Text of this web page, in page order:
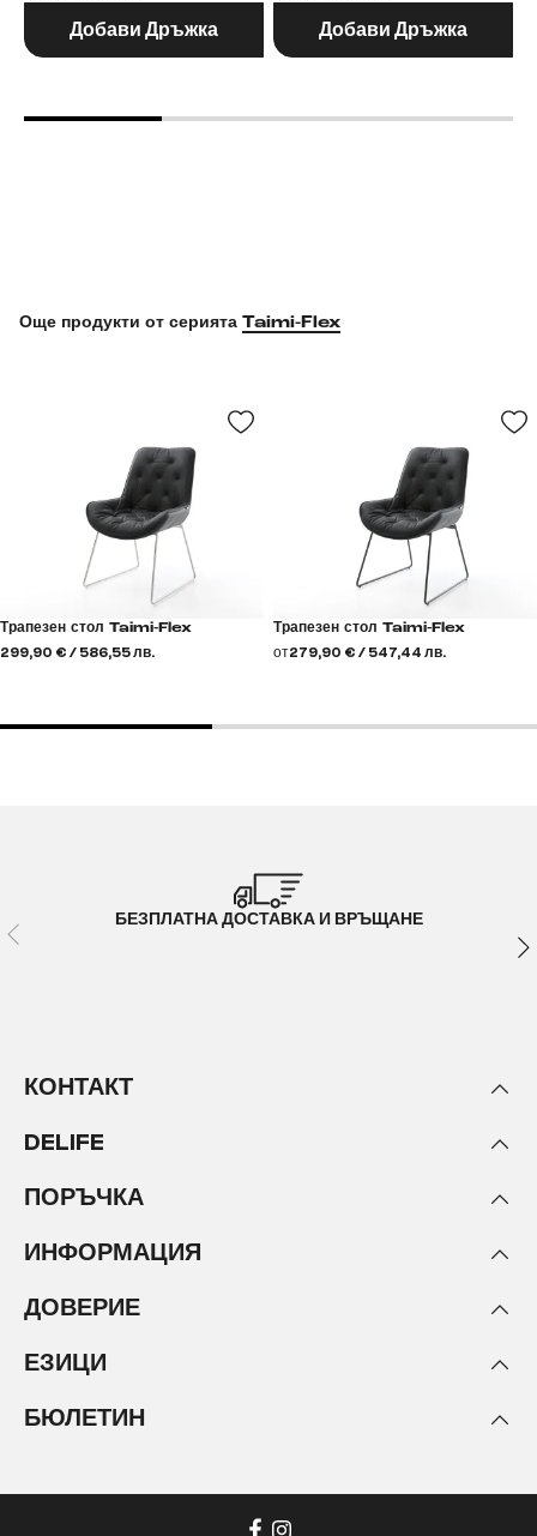
Добави Дръжка Добави Дръжка
Още продукти от серията Taimi-Flex
Трапезен стол Taimi-Flex
299,90 € / 586,55 лв.
Трапезен стол Taimi-Flex
от279,90 € / 547,44 лв.
БЕЗПЛАТНА ДОСТАВКА И ВРЪЩАНЕ
КОНТАКТ
DELIFE
ПОРЪЧКА
ИНФОРМАЦИЯ
ДОВЕРИЕ
ЕЗИЦИ
БЮЛЕТИН